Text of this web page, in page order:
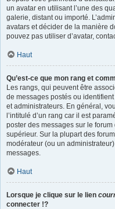
un avatar en utilisant l’une des
galerie, distant ou importé.
avatars et décider de la manière
pouvez pas utiliser d’avatar,
Haut
Qu’est-ce que mon rang et
Les rangs, qui peuvent être
de messages postés ou
et administrateurs. En général,
l’intitulé d’un rang car il est
poster des messages sur le
supérieur. Sur la plupart des
modérateur (ou un
messages.
Haut
Lorsque je clique sur le lien
connecter !?